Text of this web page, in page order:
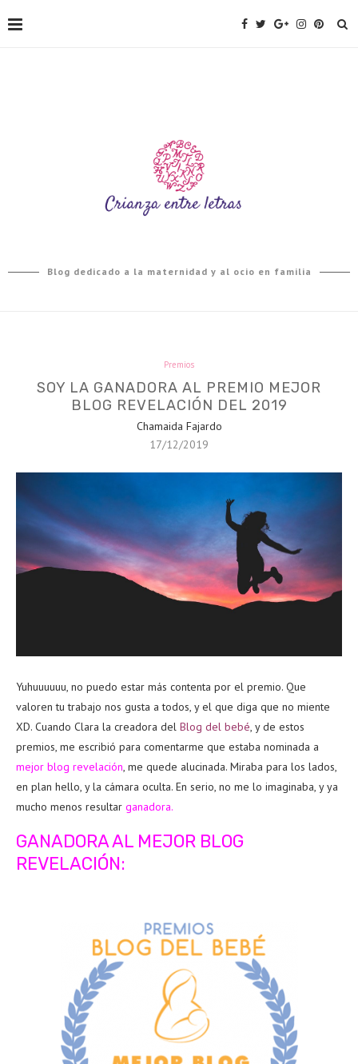
Blog dedicado a la maternidad y al ocio en familia
Premios
SOY LA GANADORA AL PREMIO MEJOR
BLOG REVELACIÓN DEL 2019
Chamaida Fajardo
17/12/2019
Yuhuuuuuu, no puedo estar más contenta por el premio. Que
valoren tu trabajo nos gusta a todos, y el que diga que no miente
XD. Cuando Clara la creadora del Blog del bebé , y de estos
premios, me escribió para comentarme que estaba nominada a
mejor blog revelación , me quede alucinada. Miraba para los lados,
en plan hello, y la cámara oculta. En serio, no me lo imaginaba, y ya
mucho menos resultar ganadora.
GANADORA AL MEJOR BLOG
REVELACIÓN: